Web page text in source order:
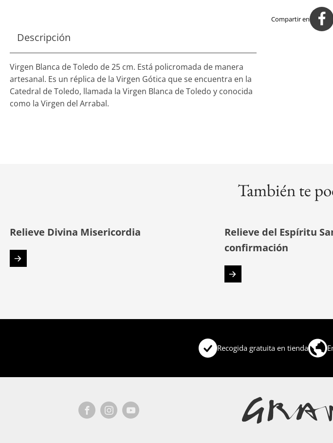
Descripción
Virgen Blanca de Toledo de 25 cm. Está policromada de manera
artesanal. Es un réplica de la Virgen Gótica que se encuentra en la
Catedral de Toledo, llamada la Virgen Blanca de Toledo y conocida
como la Virgen del Arrabal.
Compartir en
También te
Relieve Divina Misericordia
Relieve del Espíritu
confirmación
Recogida gratuita en tienda